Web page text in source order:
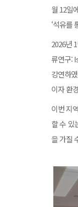
월 12일
‘석유를
2026년
류연구:
강연하
이자 환
이번 지
할 수 있
을 가질